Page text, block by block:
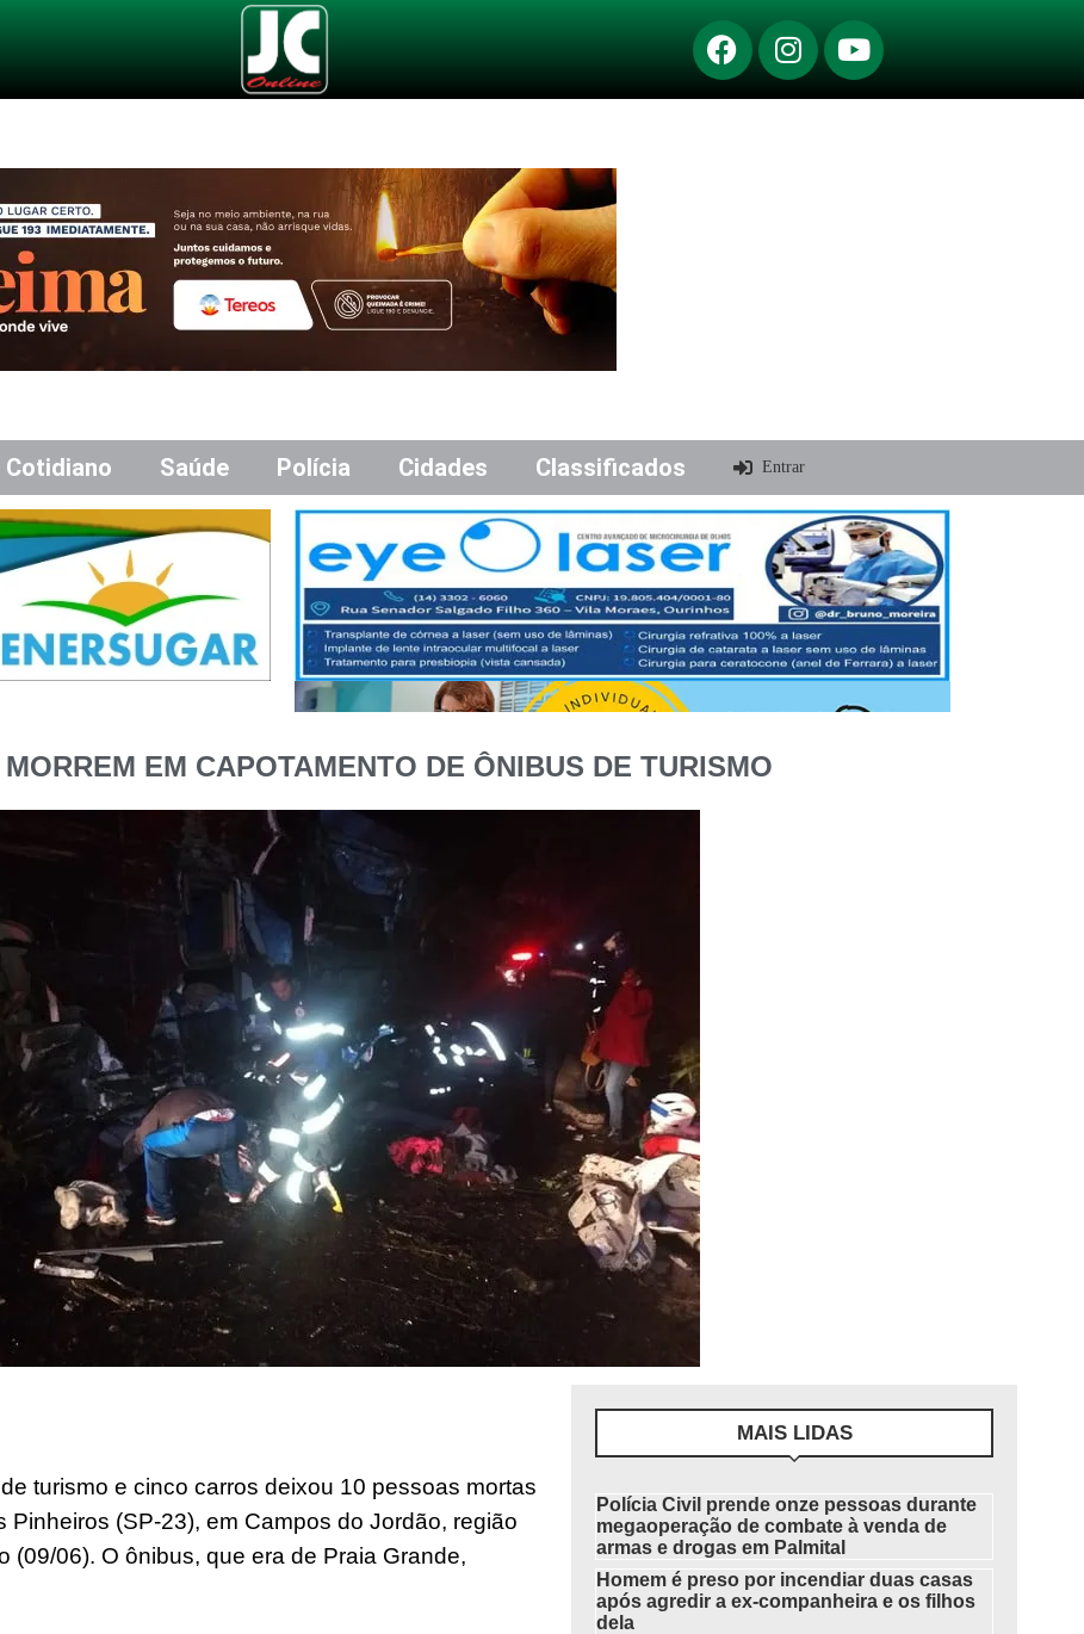
Cotidiano Saúde Polícia Cidades Classificados Entrar
EM CAPOTAMENTO DE ÔNIBUS DE TURISMO
turismo e cinco carros deixou 10 pessoas mortas
(SP-23), em Campos do Jordão, região
06). O ônibus, que era de Praia Grande,
MAIS LIDAS
Polícia Civil prende onze pessoas durante
megaoperação de combate à venda de
armas e drogas em Palmital
Homem é preso por incendiar duas casas
após agredir a ex-companheira e os filhos
dela